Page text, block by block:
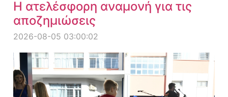
Η ατελέσφορη αναμονή για τις
αποζημιώσεις
2026-08-05 03:00:02